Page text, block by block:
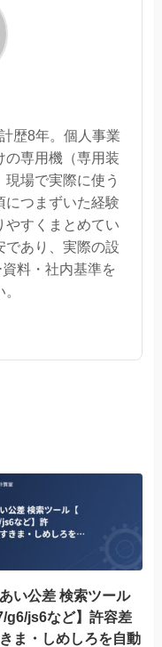
歴8年。個人事業
の専用機（専用装
場で実際に使う
につまずいた経験
やすくまとめてい
であり、実際の設
料・社内基準を
い公差 検索ツール
g6/js6など】許容差
ま・しめしろを自動